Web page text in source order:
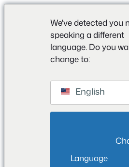
We've detected you
speaking a different
language. Do you
change to:
English